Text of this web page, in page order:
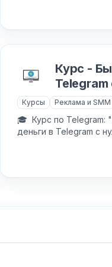
Курс -
Курсы Реклама и SMM
🎓 ⁠ Курс по Telegram:
деньги в Telegram с